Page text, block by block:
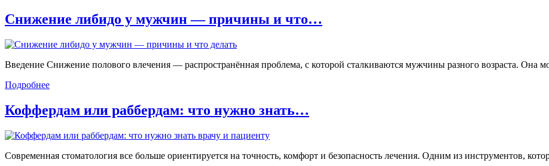
Снижение либидо у мужчин — причины и что…
Введение Снижение полового влечения — распространённая проблема, с которой сталкиваются мужчины разного возраста. Она
Подробнее
Коффердам или раббердам: что нужно знать…
Современная стоматология все больше ориентируется на точность, комфорт и безопасность лечения. Одним из инструментов,